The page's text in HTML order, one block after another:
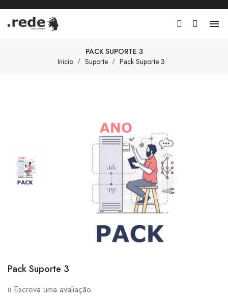

PACK SUPORTE 3
Inicio
Suporte Pack Suporte 3
Pack Suporte 3
Escreva uma avaliação